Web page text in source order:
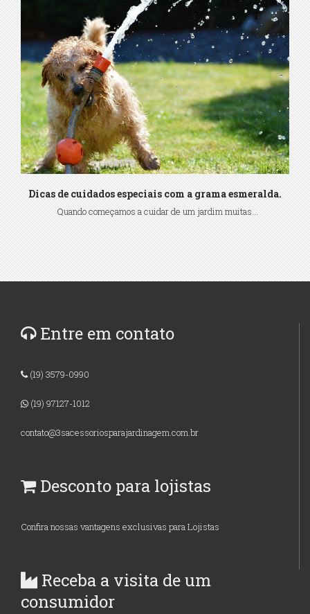
Dicas de cuidados especiais com a grama esmeralda.
Quando começamos a cuidar de um jardim muitas...
Entre em contato
(19) 3579-0990
(19) 97127-1012
contato@3sacessoriosparajardinagem.com.br
Desconto para lojistas
Confira nossas vantagens exclusivas para Lojistas
Receba a visita de um
consumidor